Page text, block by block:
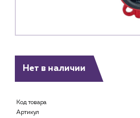
Каталог
Нет в наличии
Код товара
Артикул